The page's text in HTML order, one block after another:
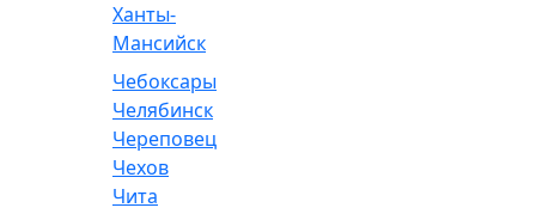
Ханты-
Мансийск
Чебоксары
Челябинск
Череповец
Чехов
Чита